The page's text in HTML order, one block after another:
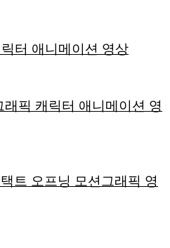
터 애니메이션 영상
픽 캐릭터 애니메이션 영
트 오프닝 모션그래픽 영